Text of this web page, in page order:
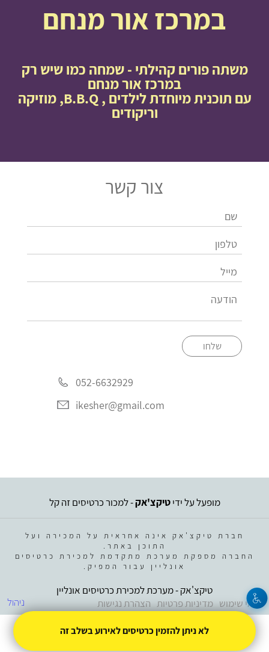
במרכז אור מנחם
משתה פורים קהילתי - שמחה כמו שיש רק
במרכז אור מנחם
עם תוכנית מיוחדת לילדים , B.B.Q, מוזיקה
וריקודים
צור קשר
שלחו
052-6632929
ikesher@gmail.com
מופעל על ידיטיקצ'אק- למכור כרטיסים זה קל
חברת טיקצ'אק אינה אחראית על המכירה ועל
התוכן באתר.
החברה מספקת מערכת מתקדמת למכירת כרטיסים
אונליין עבור המפיק.
ניהול
טיקצ'אק - מערכת למכירת כרטיסים אונליין
תנאי שימוש מדיניות פרטיות הצהרת נגישות
לא ניתן להזמין כרטיסים לאירוע בשלב זה